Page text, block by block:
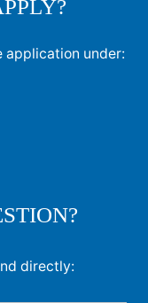
application under:
directly: